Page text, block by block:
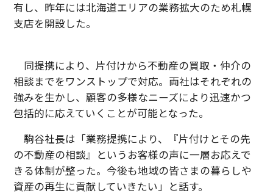
有し、昨年には北海道エリアの業務拡大のため札幌
支店を開設した。
同提携により、片付けから不動産の買取・仲介の
相談までをワンストップで対応。両社はそれぞれの
強みを生かし、顧客の多様なニーズにより迅速かつ
包括的に応えていくことが可能となった。
駒谷社長は「業務提携により、『片付けとその先
の不動産の相談』というお客様の声に一層お応えで
きる体制が整った。今後も地域の皆さまの暮らしや
資産の再生に貢献していきたい」と話す。